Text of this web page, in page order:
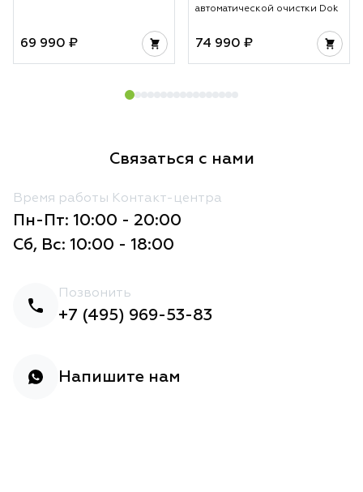
69 990 ₽
автоматической очистки Dok
74 990 ₽
Связаться с нами
Время работы Контакт-центра
Пн-Пт: 10:00 - 20:00
Сб, Вс: 10:00 - 18:00
Позвонить
+7 (495) 969-53-83
Напишите нам